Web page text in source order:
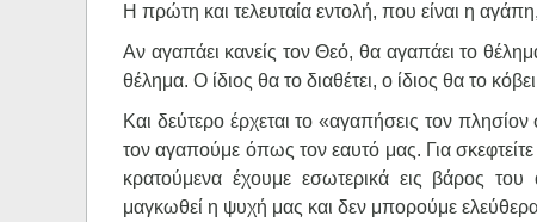
Η πρώτη και τελευταία εντολή, που είναι η
Αν αγαπάει κανείς τον Θεό, θα αγαπάει το
θέλημα. Ο ίδιος θα το διαθέτει, ο ίδιος θα το
Και δεύτερο έρχεται το «αγαπήσεις τον
τον αγαπούμε όπως τον εαυτό μας. Για
κρατούμενα έχουμε εσωτερικά εις βάρος
μαγκωθεί η ψυχή μας και δεν μπορούμε